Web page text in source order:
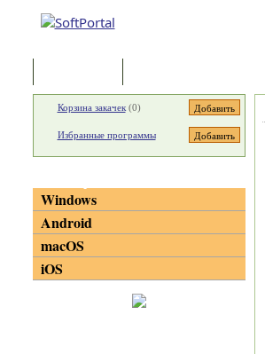
Корзина закачек(0)
Избранные программы
Windows
Android
macOS
iOS